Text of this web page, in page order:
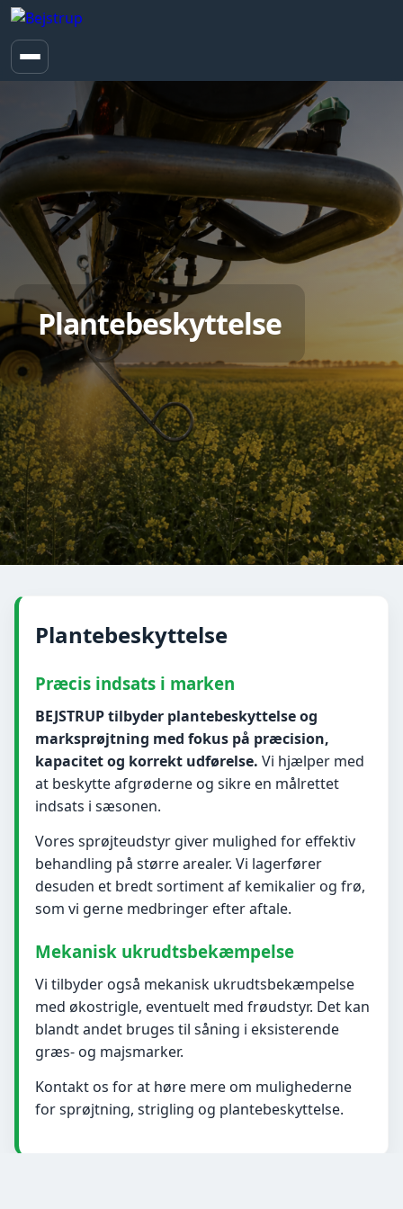
Plantebeskyttelse
Plantebeskyttelse
Præcis indsats i marken
BEJSTRUP tilbyder plantebeskyttelse og
marksprøjtning med fokus på præcision,
kapacitet og korrekt udførelse. Vi hjælper med
at beskytte afgrøderne og sikre en målrettet
indsats i sæsonen.
Vores sprøjteudstyr giver mulighed for effektiv
behandling på større arealer. Vi lagerfører
desuden et bredt sortiment af kemikalier og frø,
som vi gerne medbringer efter aftale.
Mekanisk ukrudtsbekæmpelse
Vi tilbyder også mekanisk ukrudtsbekæmpelse
med økostrigle, eventuelt med frøudstyr. Det kan
blandt andet bruges til såning i eksisterende
græs- og majsmarker.
Kontakt os for at høre mere om mulighederne
for sprøjtning, strigling og plantebeskyttelse.